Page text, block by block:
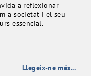
a reflexionar
a societat i el seu
essencial.
Llegeix-ne més...